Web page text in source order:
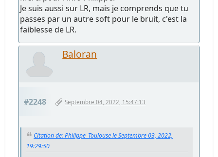
Je suis aussi sur LR, mais je comprends que tu
passes par un autre soft pour le bruit, c'est la
faiblesse de LR.
Baloran
#2248 Septembre 04, 2022, 15:47:13
Citation de: Philippe_Toulouse le Septembre 03, 2022,
19:29:50